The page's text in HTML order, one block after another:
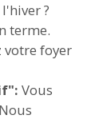
?
terme.
votre foyer
Vous